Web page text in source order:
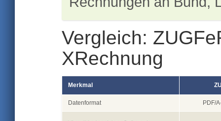
Vergleich:
XRechnung
Merkmal
Datenformat PDF/